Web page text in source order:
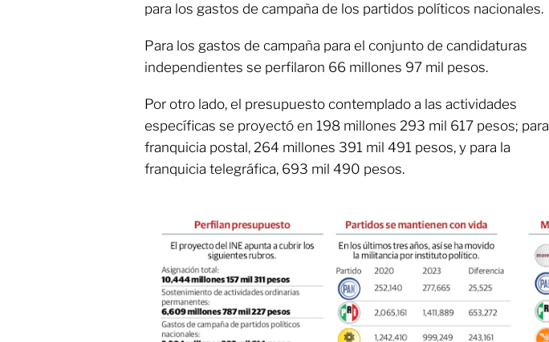
para los gastos de campaña de los partidos políticos nacionales.
Para los gastos de campaña para el conjunto de candidaturas
independientes se perfilaron 66 millones 97 mil pesos.
Por otro lado, el presupuesto contemplado a las actividades
específicas se proyectó en 198 millones 293 mil 617 pesos; para
franquicia postal, 264 millones 391 mil 491 pesos, y para la
franquicia telegráfica, 693 mil 490 pesos.